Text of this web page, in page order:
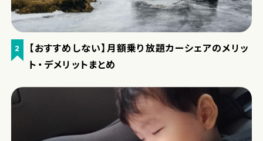
2
【おすすめしない】月額乗り放題カーシェアのメリッ
ト・デメリットまとめ